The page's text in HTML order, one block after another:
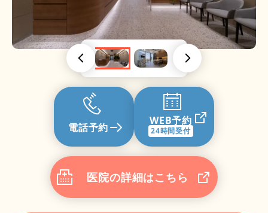
電話予約
WEB予約
24時間受付
医院の詳細はこちら